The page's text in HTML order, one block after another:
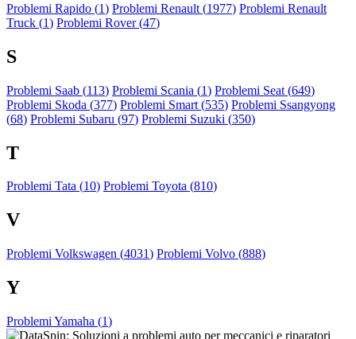
Problemi Rapido (1) Problemi Renault (1977) Problemi Renault
Truck (1) Problemi Rover (47)
S
Problemi Saab (113) Problemi Scania (1) Problemi Seat (649)
Problemi Skoda (377) Problemi Smart (535) Problemi Ssangyong
(68) Problemi Subaru (97) Problemi Suzuki (350)
T
Problemi Tata (10) Problemi Toyota (810)
V
Problemi Volkswagen (4031) Problemi Volvo (888)
Y
Problemi Yamaha (1)